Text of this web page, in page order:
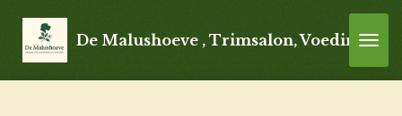
Ga
direct
naar
De Malushoeve , Trimsalon, Voeding en